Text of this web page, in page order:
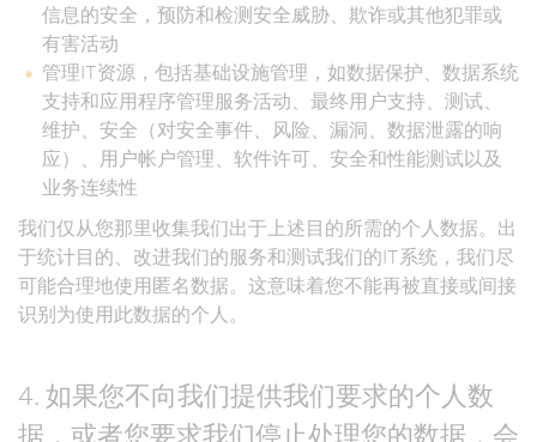
信息的安全，预防和检测安全威胁、欺诈或其他犯罪或
有害活动
管理IT资源，包括基础设施管理，如数据保护、数据系统
支持和应用程序管理服务活动、最终用户支持、测试、
维护、安全（对安全事件、风险、漏洞、数据泄露的响
应）、用户帐户管理、软件许可、安全和性能测试以及
业务连续性
我们仅从您那里收集我们出于上述目的所需的个人数据。出
于统计目的、改进我们的服务和测试我们的IT系统，我们尽
可能合理地使用匿名数据。这意味着您不能再被直接或间接
识别为使用此数据的个人。
4. 如果您不向我们提供我们要求的个人数
据，或者您要求我们停止处理您的数据，会